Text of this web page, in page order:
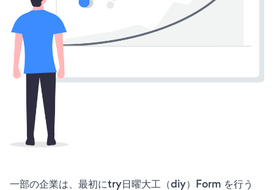
一部の企業は、最初にtry日曜大工（diy）Form を行う